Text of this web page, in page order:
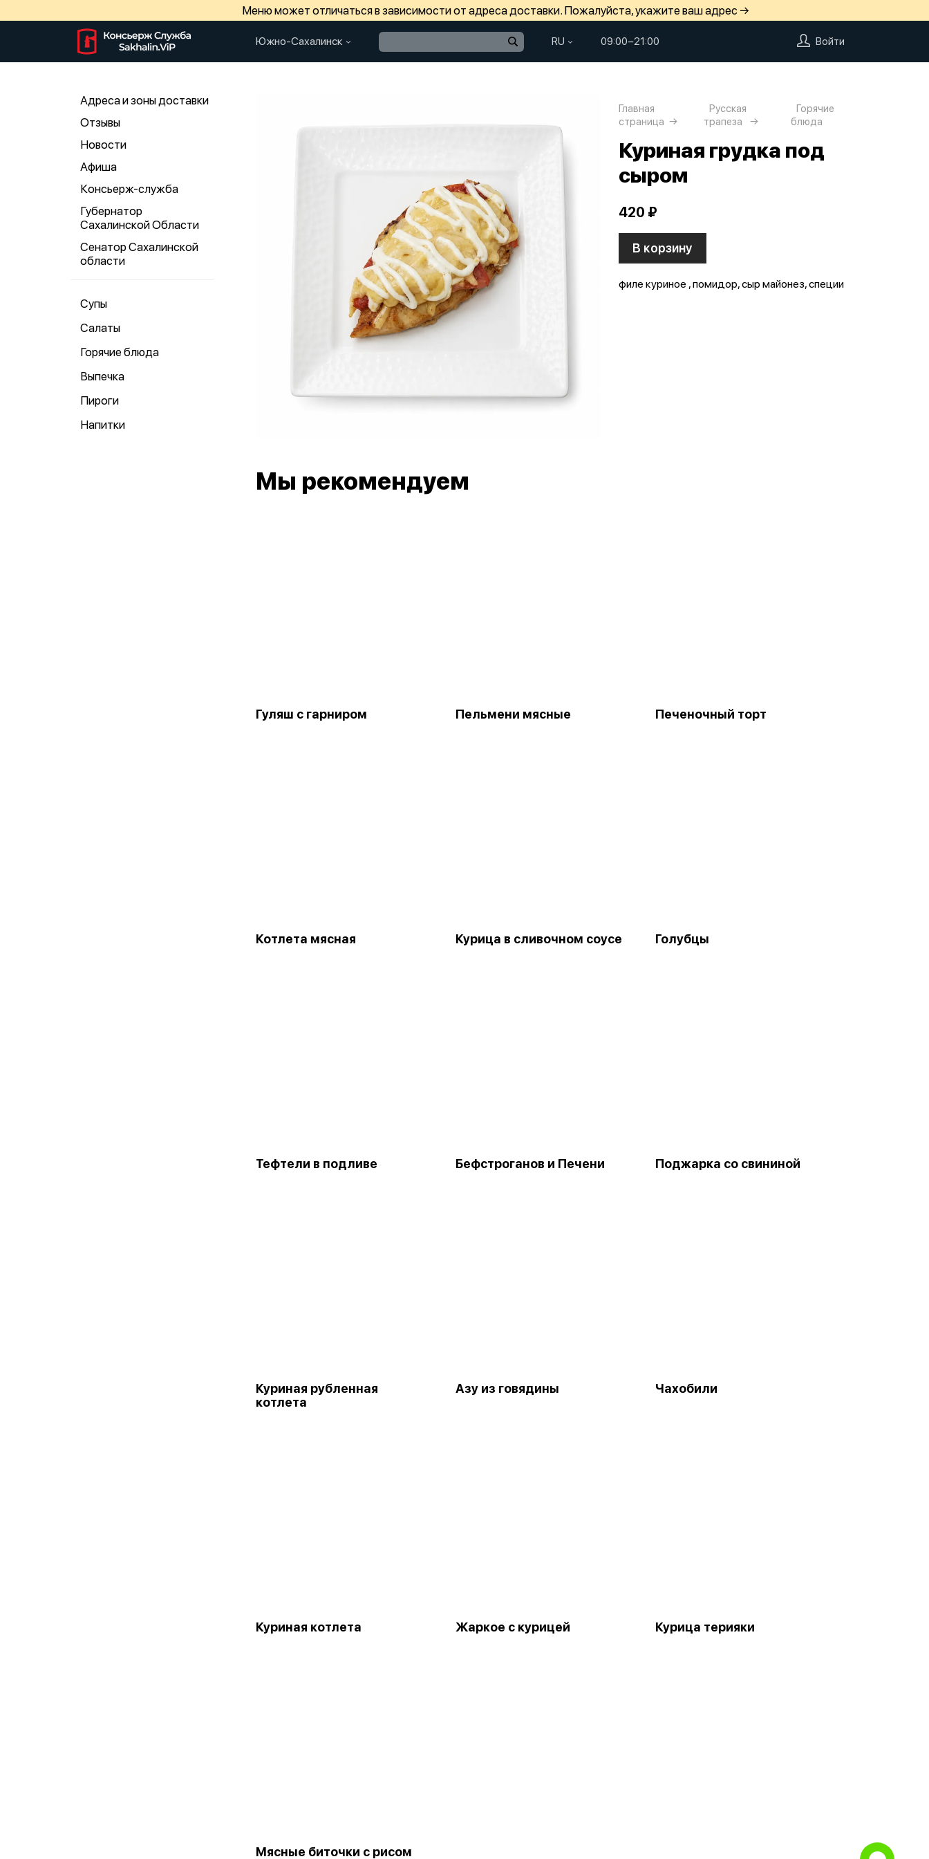
Меню может отличаться в зависимости от адреса доставки. Пожалуйста, укажите ваш адрес →
Южно-Сахалинск RU 09:00−21:00 Войти
Адреса и зоны доставки
Отзывы
Новости
Афиша
Консьерж-служба
Губернатор
Сахалинской Области
Сенатор Сахалинской
области
Супы
Салаты
Горячие блюда
Выпечка
Пироги
Напитки
Главная
страница
Русская
трапеза
Горячие
блюда
Куриная грудка под
сыром
420 ₽
В корзину
филе куриное , помидор, сыр майонез, специи
Мы рекомендуем
Гуляш с гарниром Пельмени мясные Печеночный торт
Котлета мясная Курица в сливочном соусе Голубцы
Тефтели в подливе Бефстроганов и Печени Поджарка со свининой
Куриная рубленная
котлета
Азу из говядины Чахобили
Куриная котлета Жаркое с курицей Курица терияки
Мясные биточки с рисом